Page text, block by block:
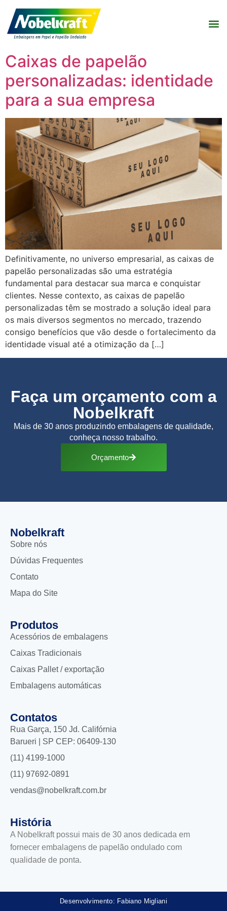
Caixas de papelão
personalizadas: identidade
para a sua empresa
Definitivamente, no universo empresarial, as caixas de
papelão personalizadas são uma estratégia
fundamental para destacar sua marca e conquistar
clientes. Nesse contexto, as caixas de papelão
personalizadas têm se mostrado a solução ideal para
os mais diversos segmentos no mercado, trazendo
consigo benefícios que vão desde o fortalecimento da
identidade visual até a otimização da […]
Faça um orçamento com a
Nobelkraft
Mais de 30 anos produzindo embalagens de qualidade,
conheça nosso trabalho.
Orçamento
Nobelkraft
Sobre nós
Dúvidas Frequentes
Contato
Mapa do Site
Produtos
Acessórios de embalagens
Caixas Tradicionais
Caixas Pallet / exportação
Embalagens automáticas
Contatos
Rua Garça, 150 Jd. Califórnia
Barueri | SP CEP: 06409-130
(11) 4199-1000
(11) 97692-0891
vendas@nobelkraft.com.br
História
A Nobelkraft possui mais de 30 anos dedicada em
fornecer embalagens de papelão ondulado com
qualidade de ponta.
Desenvolvimento: Fabiano Migliani